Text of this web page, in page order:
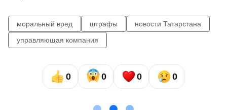
моральный вред штрафы
новости Татарстана
управляющая компания
0 0 0 0